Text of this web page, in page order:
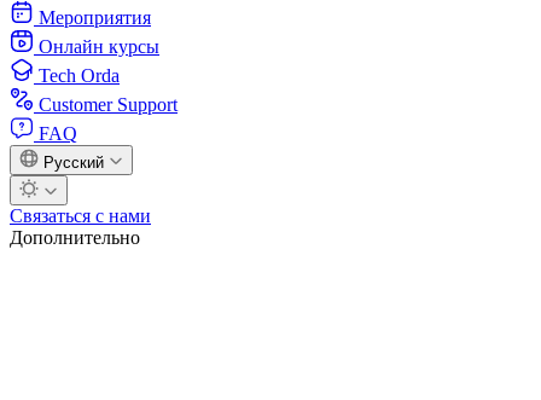
Мероприятия
Онлайн курсы
Tech Orda
Customer Support
FAQ
Русский
Связаться с нами
Дополнительно